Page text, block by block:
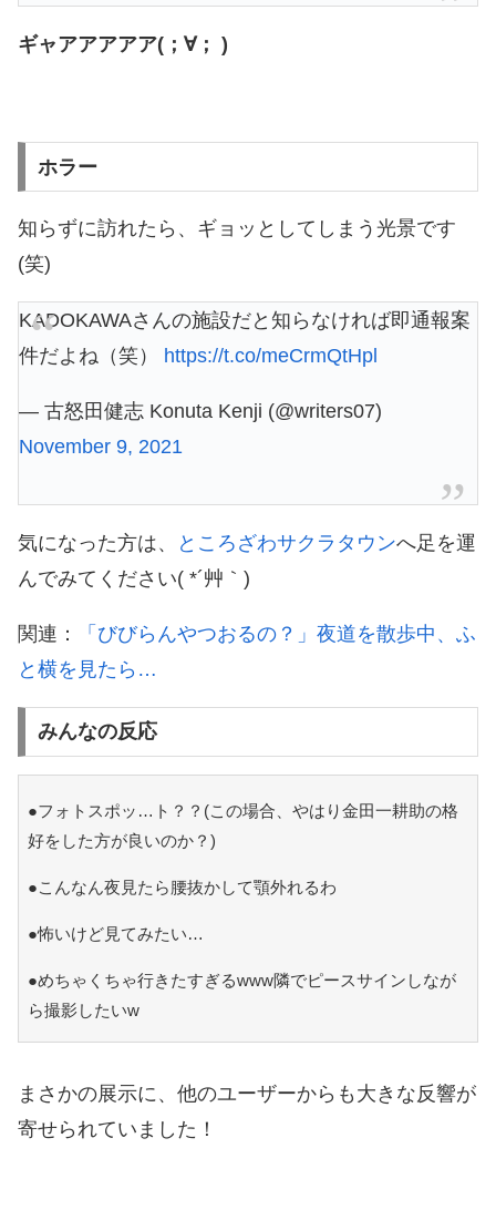
ギャアアアアア(；∀； )
ホラー
知らずに訪れたら、ギョッとしてしまう光景です
(笑)
KADOKAWAさんの施設だと知らなければ即通報案
件だよね（笑） https://t.co/meCrmQtHpl
— 古怒田健志 Konuta Kenji (@writers07)
November 9, 2021
気になった方は、 ところざわサクラタウンへ足を運
んでみてください( *´艸｀)
関連：
「びびらんやつおるの？」夜道を散歩中、ふ
と横を見たら…
みんなの反応
●フォトスポッ…ト？？(この場合、やはり金田一耕助の格
好をした方が良いのか？)
●こんなん夜見たら腰抜かして顎外れるわ
●怖いけど見てみたい…
●めちゃくちゃ行きたすぎるwww隣でピースサインしなが
ら撮影したいw
まさかの展示に、他のユーザーからも大きな反響が
寄せられていました！